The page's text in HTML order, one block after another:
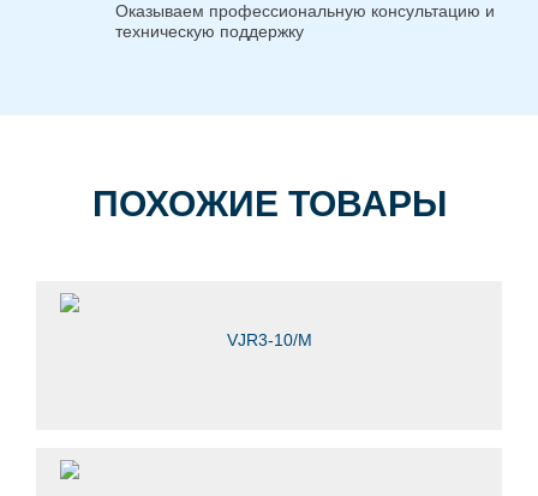
Оказываем профессиональную консультацию и
техническую поддержку
ПОХОЖИЕ ТОВАРЫ
VJR3-10/М